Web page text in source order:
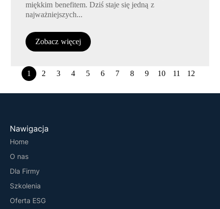
miękkim benefitem. Dziś staje się jedną z
najważniejszych...
Zobacz więcej
1 2 3 4 5 6 7 8 9 10 11 12
Nawigacja
Home
O nas
Dla Firmy
Szkolenia
Oferta ESG